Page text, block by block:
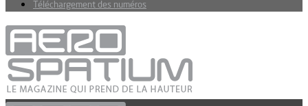
Téléchargement des numéros